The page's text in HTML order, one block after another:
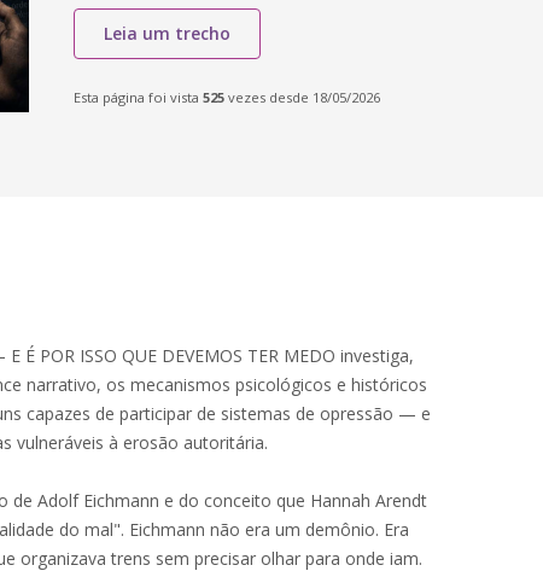
Leia um trecho
Esta página foi vista 525 vezes desde 18/05/2026
É POR ISSO QUE DEVEMOS TER MEDO investiga,
narrativo, os mecanismos psicológicos e históricos
capazes de participar de sistemas de opressão — e
vulneráveis à erosão autoritária.
de Adolf Eichmann e do conceito que Hannah Arendt
do mal". Eichmann não era um demônio. Era
organizava trens sem precisar olhar para onde iam.